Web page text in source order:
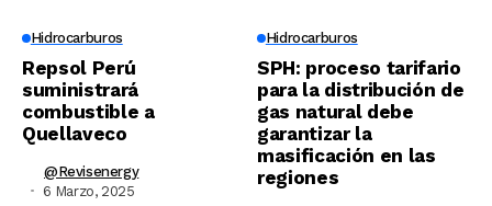
Hidrocarburos
Repsol Perú
suministrará
combustible a
Quellaveco
@revisenergy
6 Marzo, 2025
Hidrocarburos
SPH: proceso tarifario
para la distribución de
gas natural debe
garantizar la
masificación en las
regiones